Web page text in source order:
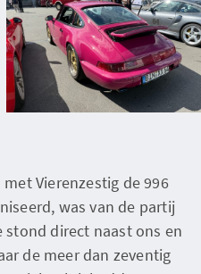
Vierenzestig de 996
was van de partij
stond direct naast ons en
de meer dan zeventig